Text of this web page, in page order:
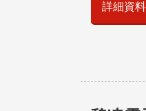
詳細資料